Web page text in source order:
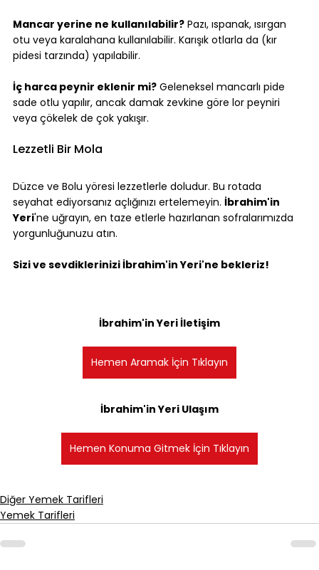
Mancar yerine ne kullanılabilir? Pazı, ıspanak, ısırgan
otu veya karalahana kullanılabilir. Karışık otlarla da (kır
pidesi tarzında) yapılabilir.
İç harca peynir eklenir mi? Geleneksel mancarlı pide
sade otlu yapılır, ancak damak zevkine göre lor peyniri
veya çökelek de çok yakışır.
Lezzetli Bir Mola
Düzce ve Bolu yöresi lezzetlerle doludur. Bu rotada
seyahat ediyorsanız açlığınızı ertelemeyin. İbrahim'in
Yeri'ne uğrayın, en taze etlerle hazırlanan sofralarımızda
yorgunluğunuzu atın.
Sizi ve sevdiklerinizi İbrahim'in Yeri'ne bekleriz!
İbrahim'in Yeri İletişim
Hemen Aramak İçin Tıklayın
İbrahim'in Yeri Ulaşım
Hemen Konuma Gitmek İçin Tıklayın
Diğer Yemek Tarifleri
Yemek Tarifleri